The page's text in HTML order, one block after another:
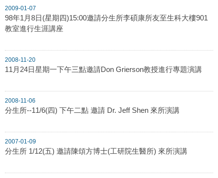
2009-01-07
98年1月8日(星期四)15:00邀請分生所李碩康所友至生科大樓901
教室進行生涯講座
2008-11-20
11月24日星期一下午三點邀請Don Grierson教授進行專題演講
2008-11-06
分生所--11/6(四) 下午二點 邀請 Dr. Jeff Shen 來所演講
2007-01-09
分生所 1/12(五) 邀請陳頌方博士(工研院生醫所) 來所演講